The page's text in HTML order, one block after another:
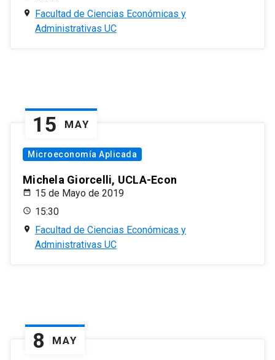
Facultad de Ciencias Económicas y
Administrativas UC
15 MAY
Microeconomía Aplicada
Michela Giorcelli, UCLA-Econ
15 de Mayo de 2019
15:30
Facultad de Ciencias Económicas y
Administrativas UC
8 MAY